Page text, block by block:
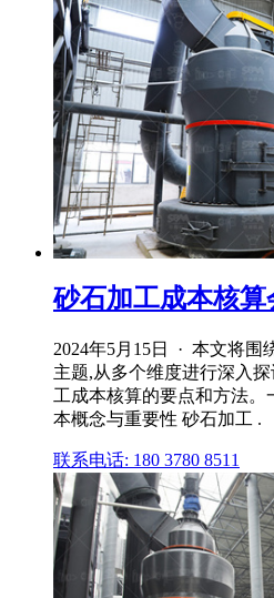
砂石加工成本核
2024年5月15日 · 本文将围
主题,从多个维度进行深入
工成本核算的要点和方法
本概念与重要性 砂石加工 .
联系电话: 180 3780 8511